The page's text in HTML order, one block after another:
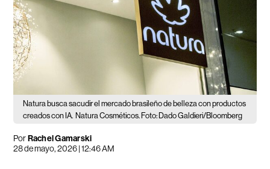
Natura busca sacudir el mercado brasileño de belleza con productos
creados con IA. Natura Cosméticos. Foto: Dado Galdieri/Bloomberg
PorRachel Gamarski
28 de mayo, 2026 | 12:46 AM